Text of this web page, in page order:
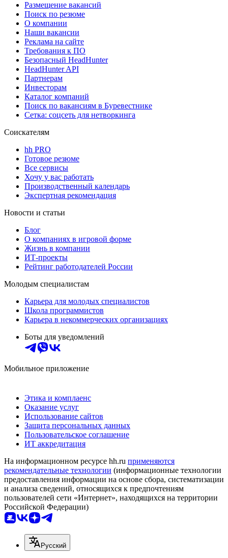
Размещение вакансий
Поиск по резюме
О компании
Наши вакансии
Реклама на сайте
Требования к ПО
Безопасный HeadHunter
HeadHunter API
Партнерам
Инвесторам
Каталог компаний
Поиск по вакансиям в Буревестнике
Сетка: соцсеть для нетворкинга
Соискателям
hh PRO
Готовое резюме
Все сервисы
Хочу у вас работать
Производственный календарь
Экспертная рекомендация
Новости и статьи
Блог
О компаниях в игровой форме
Жизнь в компании
ИТ-проекты
Рейтинг работодателей России
Молодым специалистам
Карьера для молодых специалистов
Школа программистов
Карьера в некоммерческих организациях
Боты для уведомлений
Мобильное приложение
Этика и комплаенс
Оказание услуг
Использование сайтов
Защита персональных данных
Пользовательское соглашение
ИТ аккредитация
На информационном ресурсе hh.ru применяются
рекомендательные технологии (информационные технологии
предоставления информации на основе сбора, систематизации
и анализа сведений, относящихся к предпочтениям
пользователей сети «Интернет», находящихся на территории
Российской Федерации)
Русский